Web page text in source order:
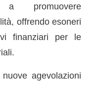
a promuovere
offrendo esoneri
ﬁnanziari per le
agevolazioni